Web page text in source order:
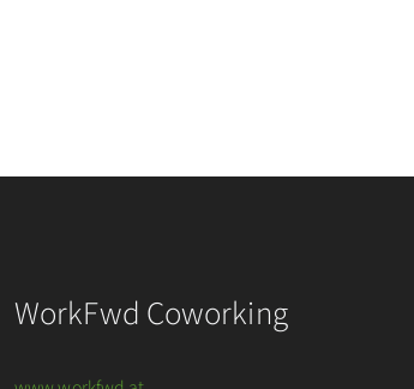
WorkFwd Coworking